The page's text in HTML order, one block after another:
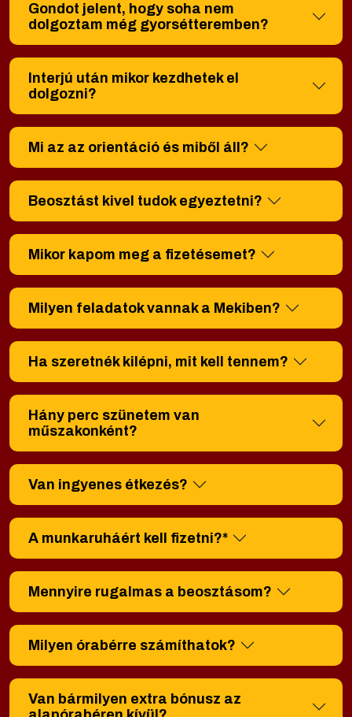
Gondot jelent, hogy soha nem
dolgoztam még gyorsétteremben?
Interjú után mikor kezdhetek el
dolgozni?
Mi az az orientáció és miből áll?
Beosztást kivel tudok egyeztetni?
Mikor kapom meg a fizetésemet?
Milyen feladatok vannak a Mekiben?
Ha szeretnék kilépni, mit kell tennem?
Hány perc szünetem van
műszakonként?
Van ingyenes étkezés?
A munkaruháért kell fizetni?*
Mennyire rugalmas a beosztásom?
Milyen órabérre számíthatok?
Van bármilyen extra bónusz az